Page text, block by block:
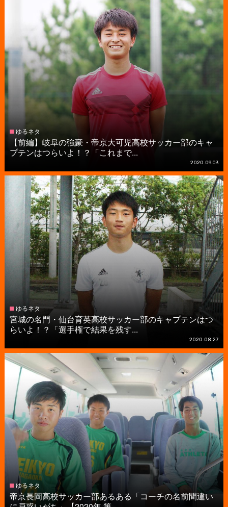
ゆるネタ
【前編】岐阜の強豪・帝京大可児高校サッカー部のキャ
プテンはつらいよ！？「これまで...
2020.09.03
ゆるネタ
宮城の名門・仙台育英高校サッカー部のキャプテンはつ
らいよ！？「選手権で結果を残す...
2020.08.27
ゆるネタ
帝京長岡高校サッカー部あるある「コーチの名前間違い